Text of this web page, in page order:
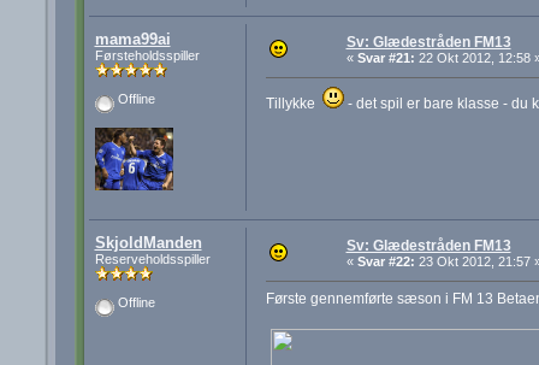
mama99ai
Førsteholdsspiller
Offline
Sv: Glædestråden FM13
« Svar #21: 22 Okt 2012, 12:58
Tillykke - det spil er bare klasse -
SkjoldManden
Reserveholdsspiller
Offline
Sv: Glædestråden FM13
« Svar #22: 23 Okt 2012, 21:57
Første gennemførte sæson i FM 13